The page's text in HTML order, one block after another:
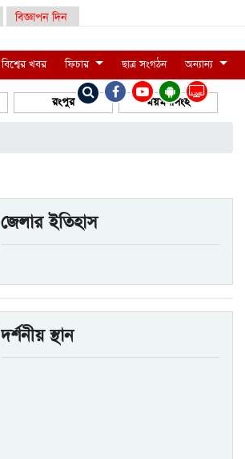
বিজ্ঞাপন দিন
LIVE
বিশ্বের খবর ফিচার ছাত্র সংগঠন অন্যান্য
রংপুর ময়মনসিংহ
জেলার ইতিহাস
দর্শনীয় স্থান